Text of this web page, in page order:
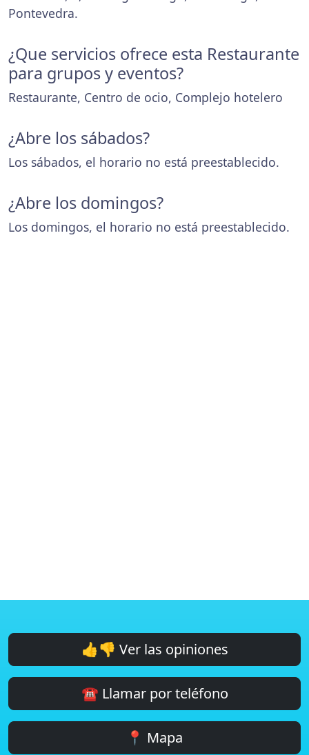
Pontevedra.
¿Que servicios ofrece esta Restaurante
para grupos y eventos?
Restaurante, Centro de ocio, Complejo hotelero
¿Abre los sábados?
Los sábados, el horario no está preestablecido.
¿Abre los domingos?
Los domingos, el horario no está preestablecido.
👍👎 Ver las opiniones
☎️ Llamar por teléfono
📍 Mapa